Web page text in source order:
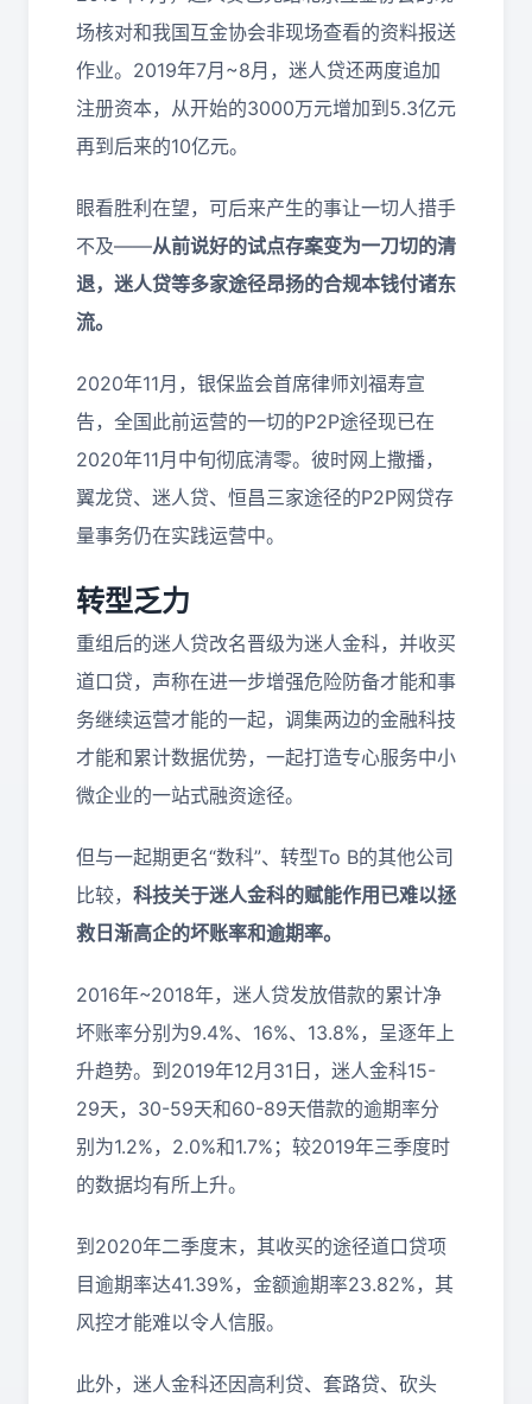
场核对和我国互金协会非现场查看的资料报送
作业。2019年7月~8月，迷人贷还两度追加
注册资本，从开始的3000万元增加到5.3亿元
再到后来的10亿元。
眼看胜利在望，可后来产生的事让一切人措手
不及——从前说好的试点存案变为一刀切的清
退，迷人贷等多家途径昂扬的合规本钱付诸东
流。
2020年11月，银保监会首席律师刘福寿宣
告，全国此前运营的一切的P2P途径现已在
2020年11月中旬彻底清零。彼时网上撒播，
翼龙贷、迷人贷、恒昌三家途径的P2P网贷存
量事务仍在实践运营中。
转型乏力
重组后的迷人贷改名晋级为迷人金科，并收买
道口贷，声称在进一步增强危险防备才能和事
务继续运营才能的一起，调集两边的金融科技
才能和累计数据优势，一起打造专心服务中小
微企业的一站式融资途径。
但与一起期更名“数科”、转型To B的其他公司
比较， 科技关于迷人金科的赋能作用已难以拯
救日渐高企的坏账率和逾期率。
2016年~2018年，迷人贷发放借款的累计净
坏账率分别为9.4%、16%、13.8%，呈逐年上
升趋势。到2019年12月31日，迷人金科15-
29天，30-59天和60-89天借款的逾期率分
别为1.2%，2.0%和1.7%；较2019年三季度时
的数据均有所上升。
到2020年二季度末，其收买的途径道口贷项
目逾期率达41.39%，金额逾期率23.82%，其
风控才能难以令人信服。
此外，迷人金科还因高利贷、套路贷、砍头